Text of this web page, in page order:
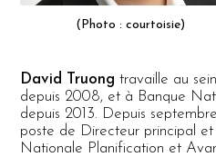
(Photo : courtoisie)
David Truong travaille au
depuis 2008, et à Banque
depuis 2013. Depuis
poste de Directeur principal
Nationale Planification et